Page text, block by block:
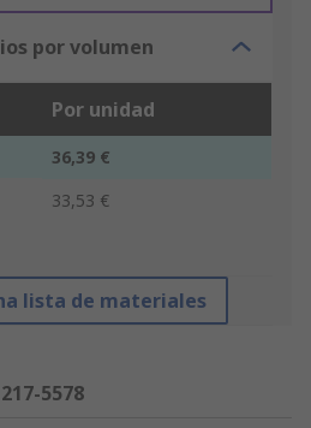
por volumen
Por unidad
36,39 €
33,53 €
lista de materiales
217-5578